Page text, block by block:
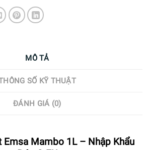
MÔ TẢ
SỐ KỸ THUẬT
ĐÁNH GIÁ (0)
Emsa Mambo 1L – Nhập Khẩu